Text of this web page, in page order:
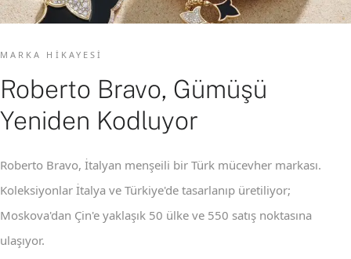
MARKA HIKAYESI
Roberto Bravo, Gümüşü
Yeniden Kodluyor
Roberto Bravo, İtalyan menşeili bir Türk mücevher markası.
Koleksiyonlar İtalya ve Türkiye'de tasarlanıp üretiliyor;
Moskova'dan Çin'e yaklaşık 50 ülke ve 550 satış noktasına
ulaşıyor.